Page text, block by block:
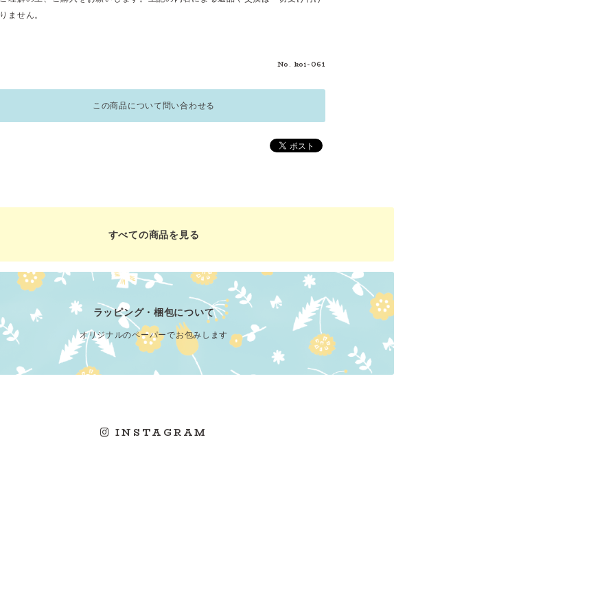
ません。
No. koi-061
この商品について問い合わせる
すべての商品を見る
ラッピング・梱包について
オリジナルのペーパーでお包みします
INSTAGRAM